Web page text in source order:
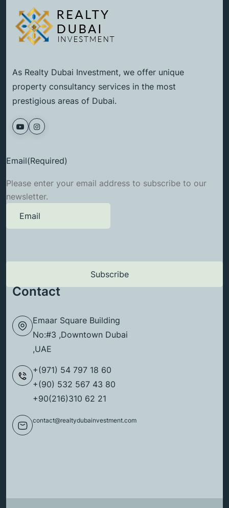
As Realty Dubai Investment, we offer unique
property consultancy services in the most
prestigious areas of Dubai.
Email(Required)
Please enter your email address to subscribe to our
newsletter.
Contact
Emaar Square Building
No:#3 ,Downtown Dubai
,UAE
+(971) 54 797 18 60
+(90) 532 567 43 80
+90(216)310 62 21
contact@realtydubainvestment.com